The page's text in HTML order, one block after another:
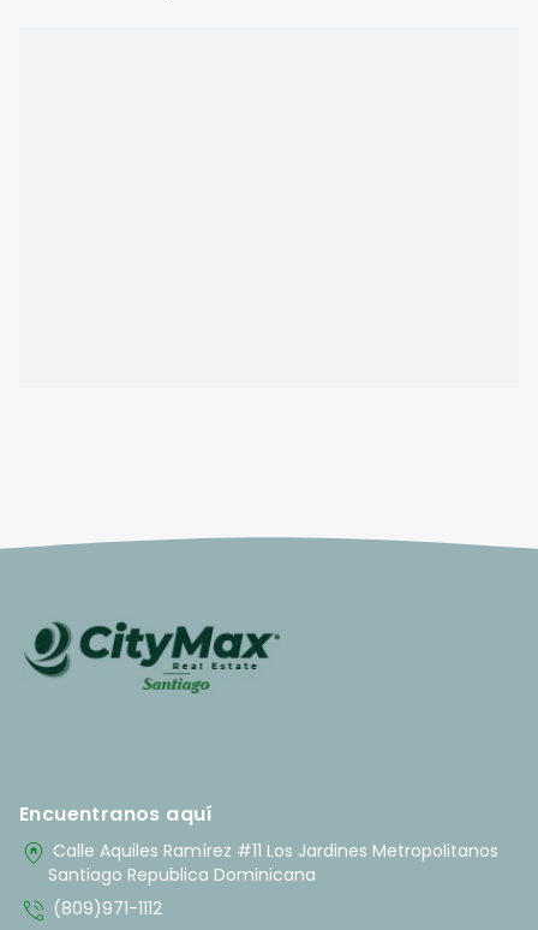
Encuentranos aquí
home_pin Calle Aquiles Ramírez #11 Los Jardines Metropolitanos
Santiago Republica Dominicana
phone_in_talk (809)971-1112